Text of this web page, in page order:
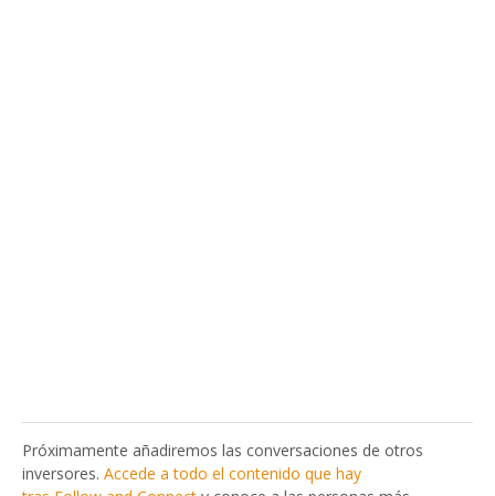
Próximamente añadiremos las conversaciones de otros
inversores. Accede a todo el contenido que hay